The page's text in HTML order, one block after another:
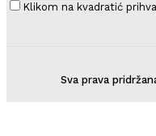
Klikom na kvadratić
Sva prava